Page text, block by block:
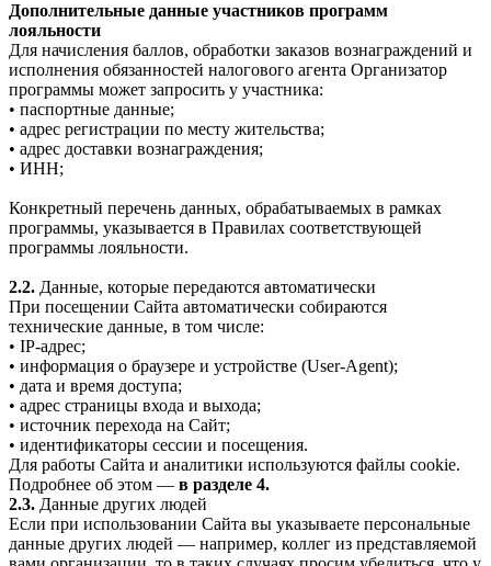
Дополнительные данные участников программ
лояльности
Для начисления баллов, обработки заказов вознаграждений и
исполнения обязанностей налогового агента Организатор
программы может запросить у участника:
• паспортные данные;
• адрес регистрации по месту жительства;
• адрес доставки вознаграждения;
• ИНН;
Конкретный перечень данных, обрабатываемых в рамках
программы, указывается в Правилах соответствующей
программы лояльности.
2.2. Данные, которые передаются автоматически
При посещении Сайта автоматически собираются
технические данные, в том числе:
• IP-адрес;
• информация о браузере и устройстве (User-Agent);
• дата и время доступа;
• адрес страницы входа и выхода;
• источник перехода на Сайт;
• идентификаторы сессии и посещения.
Для работы Сайта и аналитики используются файлы cookie.
Подробнее об этом — в разделе 4.
2.3. Данные других людей
Если при использовании Сайта вы указываете персональные
данные других людей — например, коллег из представляемой